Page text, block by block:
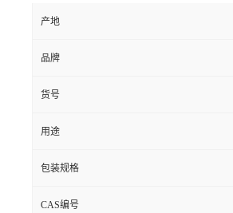
产地
品牌
货号
用途
包装规格
CAS编号